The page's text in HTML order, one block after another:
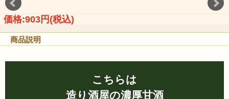
価格:903円(税込)
商品説明
こちらは
造り酒屋の濃厚甘酒